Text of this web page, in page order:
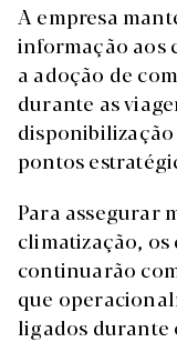
A empresa
informação aos
a adoção de
durante as
disponibilização
pontos
Para assegurar
climatização,
continuarão
que
ligados durante